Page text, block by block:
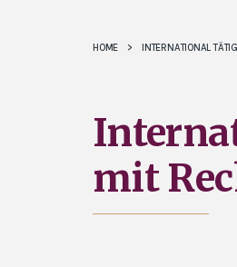
HOME > INTERNATIONAL
mit